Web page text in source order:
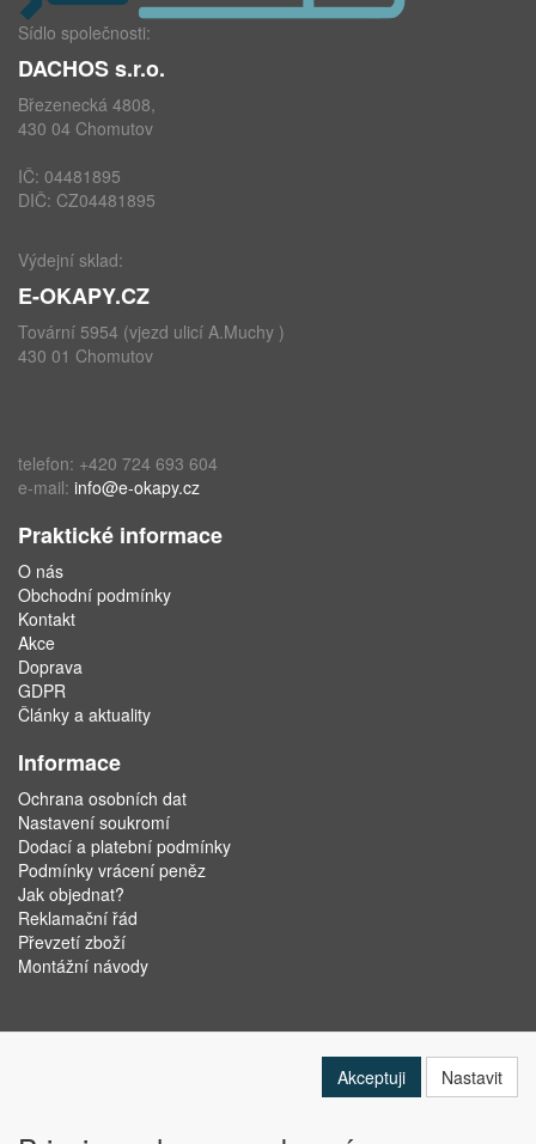
Sídlo společnosti:
DACHOS s.r.o.
Březenecká 4808,
430 04 Chomutov
IČ: 04481895
DIČ: CZ04481895
Výdejní sklad:
E-OKAPY.CZ
Tovární 5954 (vjezd ulicí A.Muchy )
430 01 Chomutov
telefon: +420 724 693 604
e-mail: info@e-okapy.cz
Praktické informace
O nás
Obchodní podmínky
Kontakt
Akce
Doprava
GDPR
Články a aktuality
Informace
Ochrana osobních dat
Nastavení soukromí
Dodací a platební podmínky
Podmínky vrácení peněz
Jak objednat?
Reklamační řád
Převzetí zboží
Montážní návody
Akceptuji Nastavit